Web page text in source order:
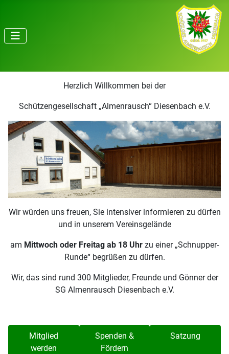
Herzlich Willkommen bei der
Schützengesellschaft „Almenrausch“ Diesenbach e.V.
Wir würden uns freuen, Sie intensiver informieren zu dürfen
und in unserem Vereinsgelände
am Mittwoch oder Freitag ab 18 Uhr zu einer „Schnupper-
Runde“ begrüßen zu dürfen.
Wir, das sind rund 300 Mitglieder, Freunde und Gönner der
SG Almenrausch Diesenbach e.V.
Mitglied
werden
Spenden &
Fördern
Satzung